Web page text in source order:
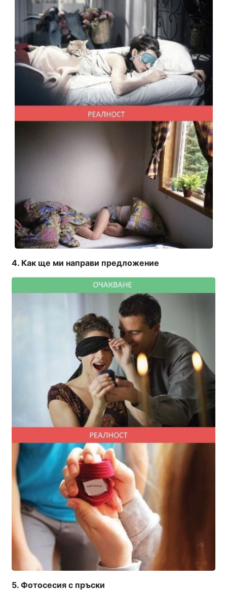
Как ще ми направи предложение
Фотосесия с пръски